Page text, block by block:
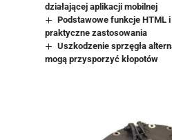
działającej aplikacji mobilnej
Podstawowe funkcje HTML
praktyczne zastosowania
Uszkodzenie sprzęgła
mogą przysporzyć kłopotów